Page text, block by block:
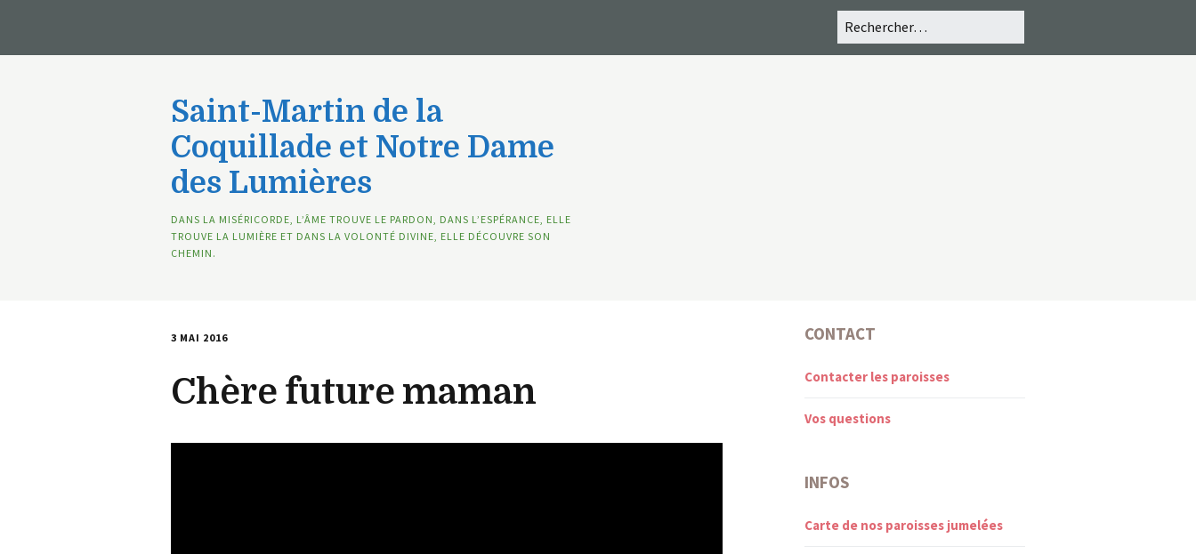
Saint-Martin de la
Coquillade et Notre Dame
des Lumières
DANS LA MISÉRICORDE, L’ÂME TROUVE LE PARDON, DANS L’ESPÉRANCE, ELLE
TROUVE LA LUMIÈRE ET DANS LA VOLONTÉ DIVINE, ELLE DÉCOUVRE SON
CHEMIN.
3 MAI 2016
Chère future maman
CONTACT
Contacter les paroisses
Vos questions
INFOS
Carte de nos paroisses jumelées